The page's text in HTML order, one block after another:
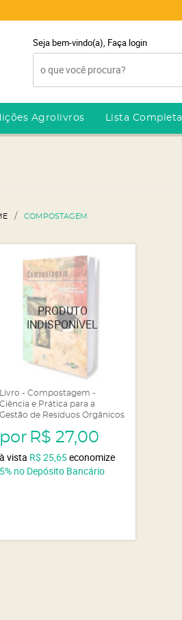
Seja bem-vindo(a), Faça login
Agrolivros Lista Completa
COMPOSTAGEM
Livro - Compostagem -
Ciência e Prática para a
Gestão de Resíduos Orgânicos
por R$ 27,00
à vista R$ 25,65economize
5% no Depósito Bancário